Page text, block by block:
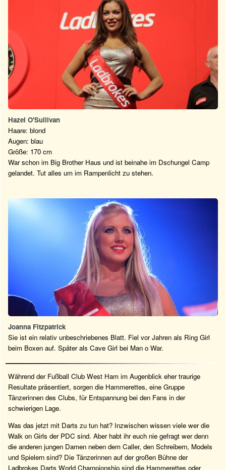
Hazel O'Sullivan
Haare: blond
Augen: blau
Größe: 170 cm
War schon im Big Brother Haus und ist beinahe im Dschungel Camp
gelandet. Tut alles um im Rampenlicht zu stehen.
Joanna Fitzpatrick
Sie ist ein relativ unbeschriebenes Blatt. Fiel vor Jahren als Ring Girl
beim Boxen auf. Später als Cave Girl bei Man o War.
Während der Fußball Club West Ham im Augenblick eher traurige
Resultate präsentiert, sorgen die Hammerettes, eine Gruppe
Tänzerinnen des Clubs, für Entspannung bei den Fans in der
schwierigen Lage.
Was das jetzt mit Darts zu tun hat? Inzwischen wissen viele wer die
Walk on Girls der PDC sind. Aber habt ihr euch nie gefragt wer denn
die anderen jungen Damen neben dem Caller, den Schreibern, Models
und Spielern sind? Die Tänzerinnen auf der großen Bühne der
Ladbrokes Darts World Championship sind die Hammerettes oder